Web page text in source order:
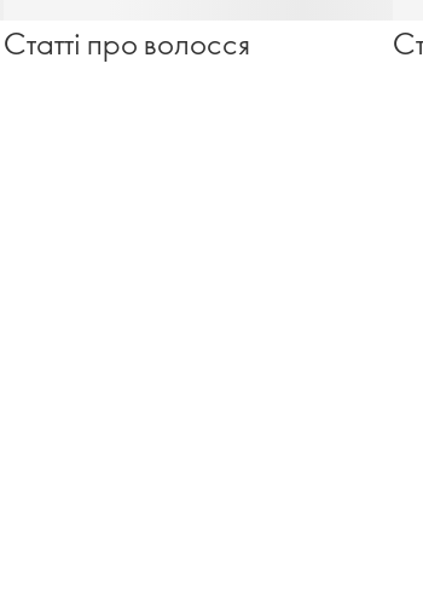
Статті про волосся